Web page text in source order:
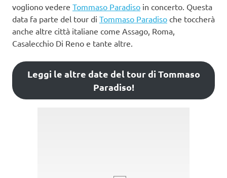
vogliono vedere Tommaso Paradiso in concerto. Questa
data fa parte del tour di Tommaso Paradiso che toccherà
anche altre città italiane come Assago, Roma,
Casalecchio Di Reno e tante altre.
Leggi le altre date del tour di Tommaso
Paradiso!